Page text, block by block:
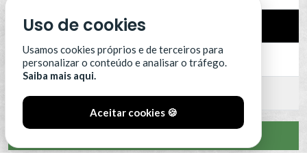
14 SC Farense
15 SCU Torreense
16 Benfica B
Uso de cookies
Usamos cookies próprios e de terceiros para
personalizar o conteúdo e analisar o tráfego.
Saiba mais aqui.
Aceitar cookies 🍪